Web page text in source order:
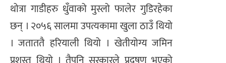
थोत्रा गाडीहरु धुँवाको मुस्लो फालेर गुडिरहेका
छन् । २०५६ सालमा उपत्यकामा खुला ठाउँ थियो
। जताततै हरियाली थियो । खेतीयोग्य जमिन